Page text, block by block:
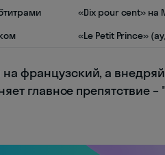
«Dix pour cent» на
«Le Petit Prince»
французский, а
главное препятствие